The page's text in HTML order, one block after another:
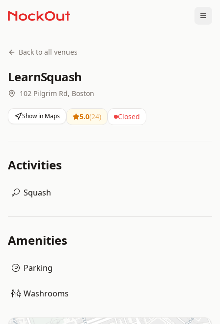
Back to all venues
LearnSquash
102 Pilgrim Rd, Boston
Show in Maps 5.0(24) Closed
Activities
Squash
Amenities
Parking
Washrooms